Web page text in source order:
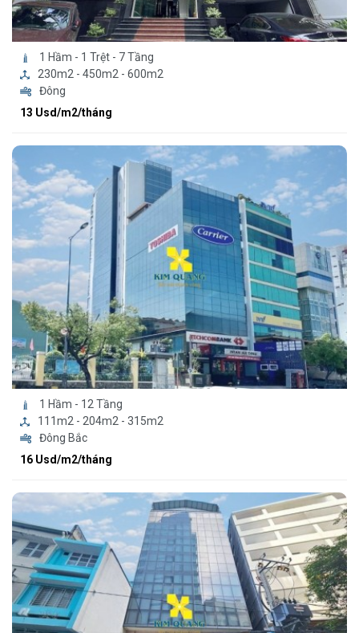
1 Hầm - 1 Trệt - 7 Tầng
230m2 - 450m2 - 600m2
Đông
13 Usd/m2/tháng
1 Hầm - 12 Tầng
111m2 - 204m2 - 315m2
Đông Bắc
16 Usd/m2/tháng